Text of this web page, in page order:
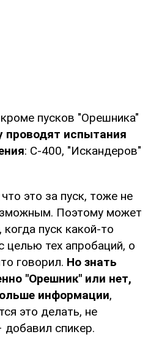
пусков "Орешника"
проводят испытания
: С-400, "Искандеров"
это за пуск, тоже не
Поэтому может
пуск какой-то
целью тех апробаций, о
говорил. Но знать
"Орешник" или нет,
информации,
это делать, не
добавил спикер.